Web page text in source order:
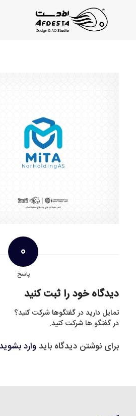
0
پاسخ
دیدگاه خود را ثبت کنید
تمایل دارید در گفتگوها شرکت کنید؟
در گفتگو ها شرکت کنید.
برای نوشتن دیدگاه بایدوارد